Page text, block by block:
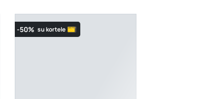
-50% su kortele